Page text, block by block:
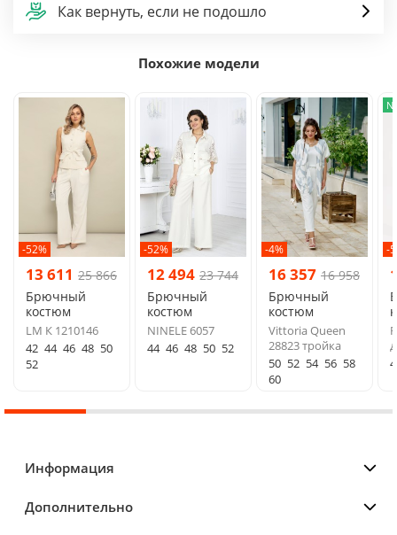
Как вернуть, если не подошло
Похожие модели
-52%
13 611 25 866
Брючный
костюм
LM К 1210146
42 44 46 48 50
52
-52%
12 494 23 744
Брючный
костюм
NINELE 6057
44 46 48 50 52
-4%
16 357 16 958
Брючный
костюм
Vittoria Queen
28823 тройка
50 52 54 56 58
60
-
Информация
Дополнительно